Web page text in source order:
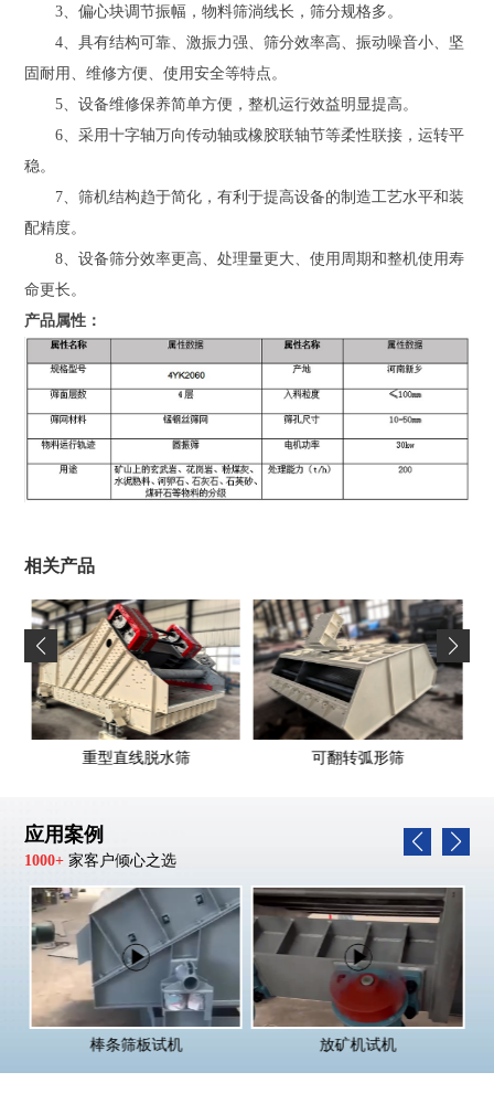
3、偏心块调节振幅，物料筛淌线长，筛分规格多。
4、具有结构可靠、激振力强、筛分效率高、振动噪音小、坚
固耐用、维修方便、使用安全等特点。
5、设备维修保养简单方便，整机运行效益明显提高。
6、采用十字轴万向传动轴或橡胶联轴节等柔性联接，运转平
稳。
7、筛机结构趋于简化，有利于提高设备的制造工艺水平和装
配精度。
8、设备筛分效率更高、处理量更大、使用周期和整机使用寿
命更长。
产品属性：
相关产品
重型直线脱水筛 可翻转弧形筛
应用案例
1000+ 家客户倾心之选
棒条筛板试机 放矿机试机